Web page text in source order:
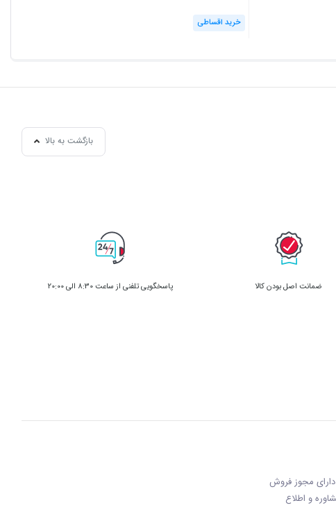
خرید اقساطی
بازگشت به بالا
ضمانت اصل بودن کالا پاسخگویی تلفنی از ساعت 8:30 الی 20:00
دارای مجوز فروش
مشاوره و اطلاع